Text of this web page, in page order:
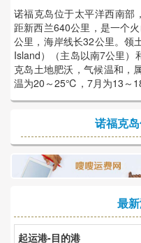
诺福克岛位于太平洋西南部
距新西兰640公里，是一个
公里，海岸线长32公里。领
Island）（主岛以南7公里）
克岛土地肥沃，气候温和，
温为20～25℃，7月为13～
诺福克
最
起运港-目的港